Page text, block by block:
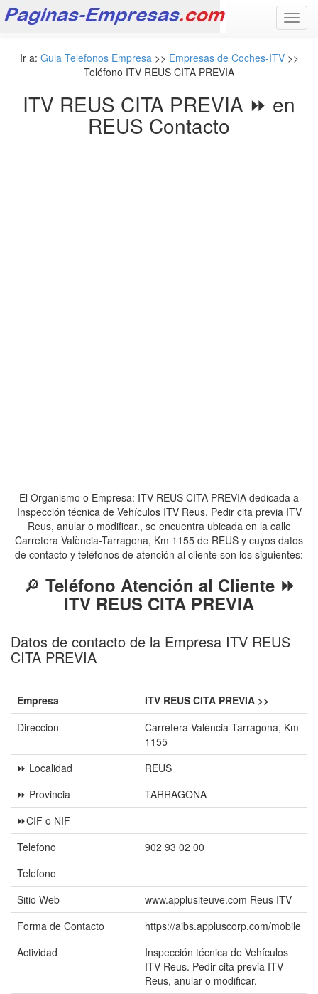
Ir a: Guia Telefonos Empresa>> Empresas de Coches-ITV>>
Teléfono ITV REUS CITA PREVIA
ITV REUS CITA PREVIA ⏩ en
REUS Contacto
El Organismo o Empresa: ITV REUS CITA PREVIA dedicada a
Inspección técnica de Vehículos ITV Reus. Pedir cita previa ITV
Reus, anular o modificar., se encuentra ubicada en la calle
Carretera València-Tarragona, Km 1155 de REUS y cuyos datos
de contacto y teléfonos de atención al cliente son los siguientes:
🔎 Teléfono Atención al Cliente ⏩
ITV REUS CITA PREVIA
Datos de contacto de la Empresa ITV REUS
CITA PREVIA
Empresa
ITV REUS CITA PREVIA >>
Direccion
Carretera València-Tarragona, Km
1155
⏩ Localidad
REUS
⏩ Provincia
TARRAGONA
⏩CIF o NIF
Telefono
902 93 02 00
Telefono
Sitio Web
www.applusiteuve.com Reus ITV
Forma de Contacto
https://aibs.appluscorp.com/mobile
Actividad
Inspección técnica de Vehículos
ITV Reus. Pedir cita previa ITV
Reus, anular o modificar.